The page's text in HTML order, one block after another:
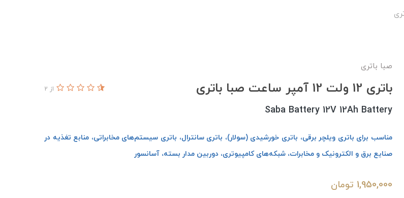
صبا باتری
باتری 12 ولت 12 آمپر ساعت صبا باتری از 2
Saba Battery 12V 12Ah Battery
مناسب برای باتری ویلچر برقی، باتری خورشیدی (سولار)، باتری سانترال، باتری سیستم‌های مخابراتی، منابع تغذیه در
صنایع برق و الکترونیک و مخابرات، شبکه‌های کامپیوتری، دوربین مدار بسته، آسانسور
1,950,000 تومان